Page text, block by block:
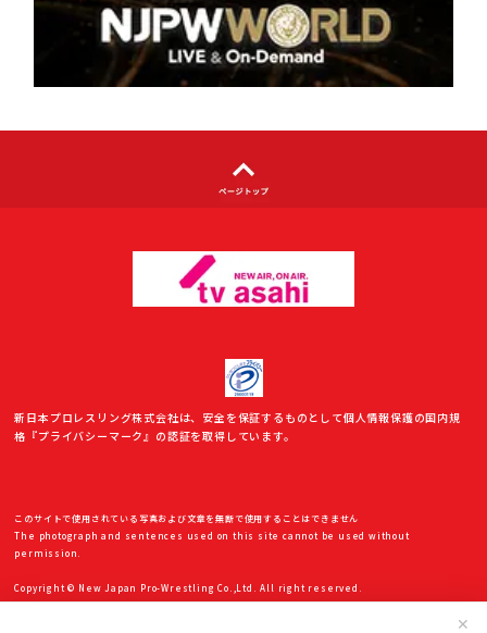
✕
著作権について
利用者情報の外部送信について
新日本プロレスリング株式会社は、安全を保証するものとして個人情報保護の国内規
格『プライバシーマーク』の認証を取得しています。
このサイトで使用されている写真および文章を無断で使用することはできません
The photograph and sentences used on this site cannot be used without
permission.
Copyright © New Japan Pro-Wrestling Co.,Ltd. All right reserved.